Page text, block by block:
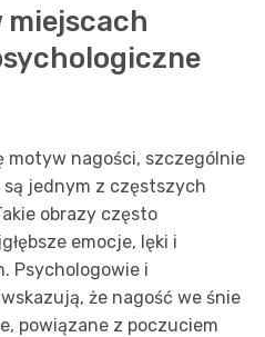
miejscach
motyw nagości, szczególnie
jednym z częstszych
obrazy często
emocje, lęki i
Psychologowie i
że nagość we śnie
powiązane z poczuciem